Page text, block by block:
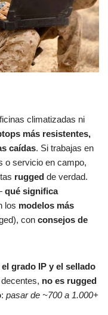
climatizadas ni
más resistentes,
caídas. Si trabajas en
o servicio en campo,
rugged de verdad.
qué significa
los modelos más
con consejos de
grado IP y el sellado
no es rugged
: pasar de ~700 a 1.000+